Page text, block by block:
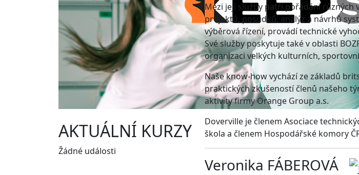
Mezi její služby patří pořádání různých
projektů, posudků, analýz a návrhů
výběrová řízení, provádí technické
Své služby poskytuje také v oblasti
organizaci velkých kulturních,
Naše know-how vychází ze základů
praktických zkušeností členů našeho
aktivity firmy Orange Group a.s.
Doverville je členem Asociace
škola a členem Hospodářské komory
Veronika FÁBEROVÁ
AKTUÁLNÍ KURZY
Žádné události